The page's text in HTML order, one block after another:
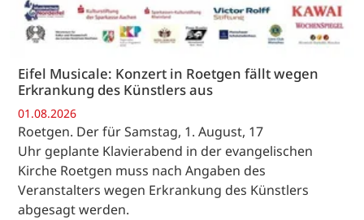
Eifel Musicale: Konzert in Roetgen fällt wegen
Erkrankung des Künstlers aus
01.08.2026
Roetgen. Der für Samstag, 1. August, 17
Uhr geplante Klavierabend in der evangelischen
Kirche Roetgen muss nach Angaben des
Veranstalters wegen Erkrankung des Künstlers
abgesagt werden.